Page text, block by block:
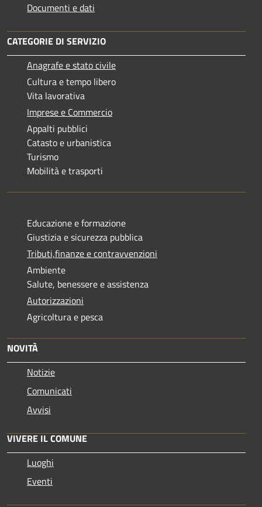
Documenti e dati
CATEGORIE DI SERVIZIO
Anagrafe e stato civile
Cultura e tempo libero
Vita lavorativa
Imprese e Commercio
Appalti pubblici
Catasto e urbanistica
Turismo
Mobilità e trasporti
Educazione e formazione
Giustizia e sicurezza pubblica
Tributi,finanze e contravvenzioni
Ambiente
Salute, benessere e assistenza
Autorizzazioni
Agricoltura e pesca
NOVITÀ
Notizie
Comunicati
Avvisi
VIVERE IL COMUNE
Luoghi
Eventi